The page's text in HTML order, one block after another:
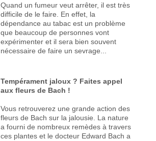
Quand un fumeur veut arrêter, il est très
difficile de le faire. En effet, la
dépendance au tabac est un problème
que beaucoup de personnes vont
expérimenter et il sera bien souvent
nécessaire de faire un sevrage...
Tempérament jaloux ? Faites appel
aux fleurs de Bach !
Vous retrouverez une grande action des
fleurs de Bach sur la jalousie. La nature
a fourni de nombreux remèdes à travers
ces plantes et le docteur Edward Bach a